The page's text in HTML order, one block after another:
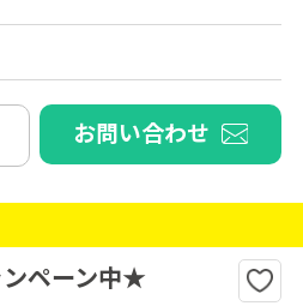
お問い合わせ
ペーン中★